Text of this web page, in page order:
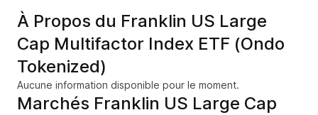
À Propos du Franklin US Large
Cap Multifactor Index ETF (Ondo
Tokenized)
Aucune information disponible pour le moment.
Marchés Franklin US Large Cap